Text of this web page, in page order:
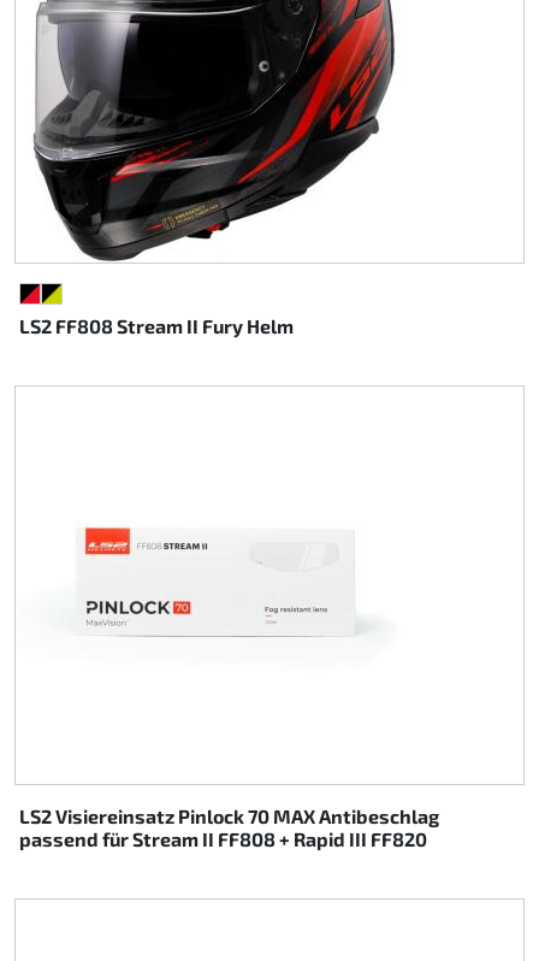
LS2 FF808 Stream II Fury Helm
SCHWARZ/ROT
SCHWARZ/NEONGELB
LS2 Visiereinsatz Pinlock 70 MAX Antibeschlag
passend für Stream II FF808 + Rapid III FF820
Rotax EVO DD2
Rotax EVO-MAX etc.
Rotax XPS Kart Tech
Sitze
Zahnriemen
Zündung